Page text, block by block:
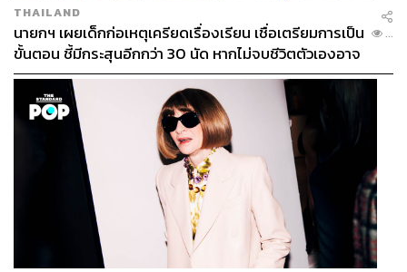
THAILAND
นายกฯ เผยเด็กก่อเหตุเครียดเรื่องเรียน เชื่อเตรียมการเป็น
ขั้นตอน ชี้มีกระสุนอีกกว่า 30 นัด หากไม่จบชีวิตตัวเองอาจ
สูญเสียเพิ่ม
...